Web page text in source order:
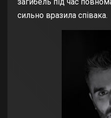
сильно вразила співака.